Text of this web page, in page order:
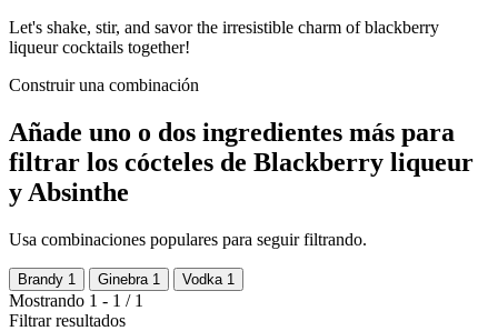
Let's shake, stir, and savor the irresistible charm of blackberry
liqueur cocktails together!
Construir una combinación
Añade uno o dos ingredientes más para
filtrar los cócteles de Blackberry liqueur
y Absinthe
Usa combinaciones populares para seguir filtrando.
Brandy 1 Ginebra 1 Vodka 1
Mostrando 1 - 1 / 1
Filtrar resultados